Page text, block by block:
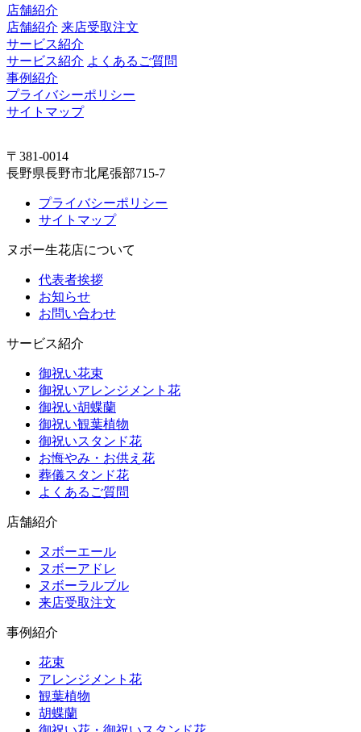
店舗紹介
店舗紹介 来店受取注文
サービス紹介
サービス紹介 よくあるご質問
事例紹介
プライバシーポリシー
サイトマップ
〒381-0014
長野県長野市北尾張部715-7
プライバシーポリシー
サイトマップ
ヌボー生花店について
代表者挨拶
お知らせ
お問い合わせ
サービス紹介
御祝い花束
御祝いアレンジメント花
御祝い胡蝶蘭
御祝い観葉植物
御祝いスタンド花
お悔やみ・お供え花
葬儀スタンド花
よくあるご質問
店舗紹介
ヌボーエール
ヌボーアドレ
ヌボーラルブル
来店受取注文
事例紹介
花束
アレンジメント花
観葉植物
胡蝶蘭